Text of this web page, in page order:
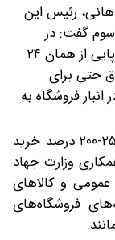
رئیس این
سوم گفت: در
دوران کرونا شاهد بودیم که فروشگاه‌های اروپایی از همان ۲۴
حتی برای
فروشگاه به
در جنگ ۱۲ روزه، در سه روز اول در ایران، ۲۵۰-۲۰۰ درصد خرید
وزارت جهاد
و کالاهای
فروشگاه‌های